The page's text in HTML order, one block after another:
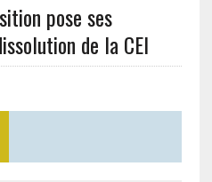
pose ses
de la CEI